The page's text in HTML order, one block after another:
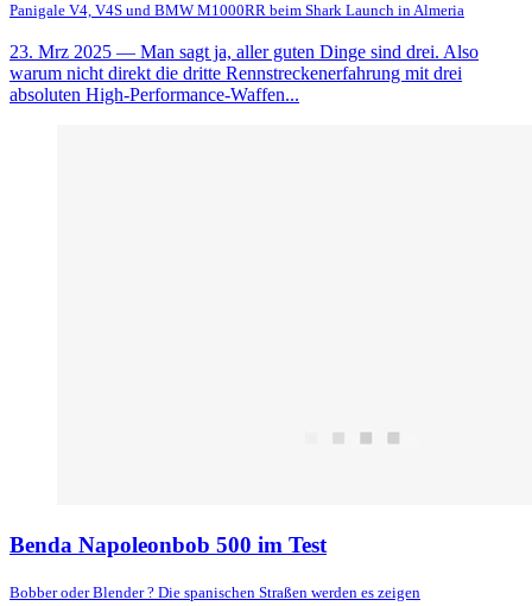
Panigale V4, V4S und BMW M1000RR beim Shark Launch in Almeria
23. Mrz 2025 — Man sagt ja, aller guten Dinge sind drei. Also
warum nicht direkt die dritte Rennstreckenerfahrung mit drei
absoluten High-Performance-Waffen...
Benda Napoleonbob 500 im Test
Bobber oder Blender ? Die spanischen Straßen werden es zeigen